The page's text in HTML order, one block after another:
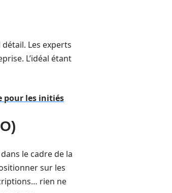
Les experts
L’idéal étant
pour les initiés
le cadre de la
sur les
rien ne